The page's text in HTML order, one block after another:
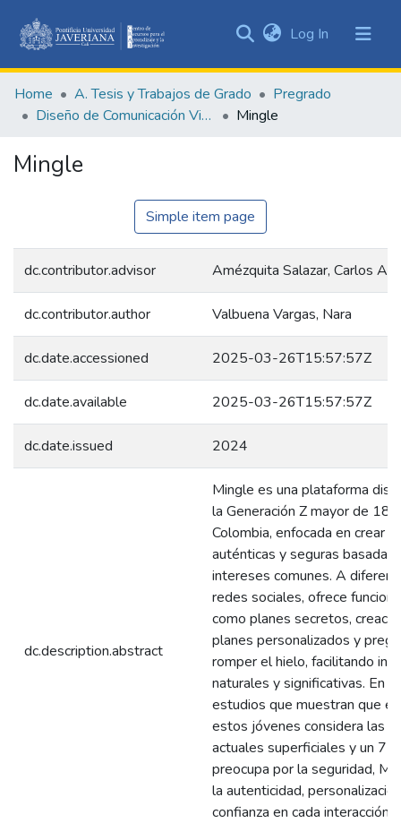
&
Collections
Log In (current)
Home A. Tesis y Trabajos de Grado
Pregrado
Diseño de Comunicación Visual
Mingle
Mingle
Simple item page
dc.contributor.advisor Amézquita Salazar, Carlos
dc.contributor.author Valbuena Vargas, Nara
dc.date.accessioned 2025-03-26T15:57:57Z
dc.date.available 2025-03-26T15:57:57Z
dc.date.issued 2024
dc.description.abstract
Mingle es una plataforma
la Generación Z mayor de 18
Colombia, enfocada en crear
auténticas y seguras basadas
intereses comunes. A
redes sociales, ofrece
como planes secretos,
planes personalizados y
romper el hielo, facilitando
naturales y significativas. En
estudios que muestran que
estos jóvenes considera las
actuales superficiales y un
preocupa por la seguridad,
la autenticidad,
confianza en cada interacción.